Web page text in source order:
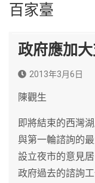
百家臺
政府應加
2013年3月6日
陳觀生
即將結束的西灣
與第一輪諮詢的
設立夜市的意見
政府過去的諮詢